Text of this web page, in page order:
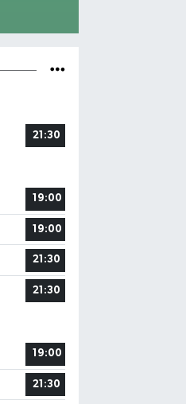
21:30
19:00
19:00
21:30
21:30
19:00
21:30